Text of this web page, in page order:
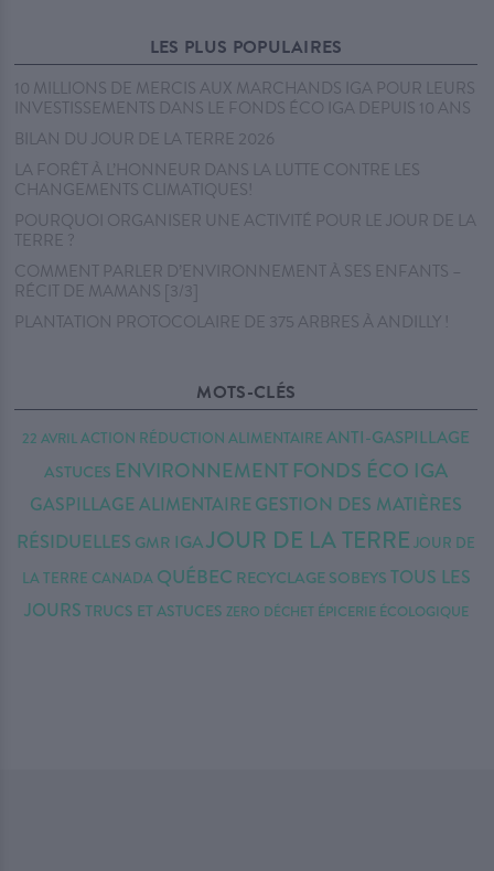
LES PLUS POPULAIRES
10 MILLIONS DE MERCIS AUX MARCHANDS IGA POUR LEURS
INVESTISSEMENTS DANS LE FONDS ÉCO IGA DEPUIS 10 ANS
BILAN DU JOUR DE LA TERRE 2026
LA FORÊT À L’HONNEUR DANS LA LUTTE CONTRE LES
CHANGEMENTS CLIMATIQUES!
POURQUOI ORGANISER UNE ACTIVITÉ POUR LE JOUR DE LA
TERRE ?
COMMENT PARLER D’ENVIRONNEMENT À SES ENFANTS –
RÉCIT DE MAMANS [3/3]
PLANTATION PROTOCOLAIRE DE 375 ARBRES À ANDILLY !
MOTS-CLÉS
22 AVRILACTION RÉDUCTION ALIMENTAIRE ANTI-GASPILLAGE
ASTUCES ENVIRONNEMENTFONDS ÉCO IGA
GASPILLAGE ALIMENTAIREGESTION DES MATIÈRES
RÉSIDUELLES GMR IGAJOUR DE LA TERRE JOUR DE
LA TERRE CANADA QUÉBEC RECYCLAGE SOBEYSTOUS LES
JOURS TRUCS ET ASTUCES ZERO DÉCHET ÉPICERIE ÉCOLOGIQUE